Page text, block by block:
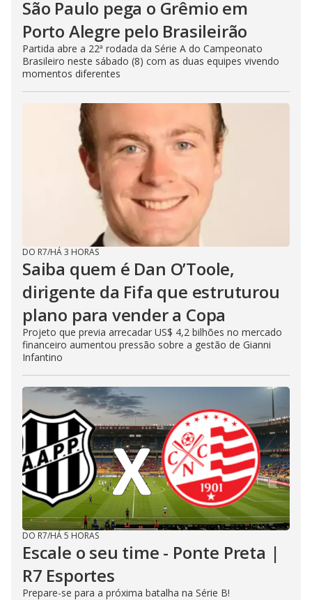
São Paulo pega o Grêmio em
Porto Alegre pelo Brasileirão
Partida abre a 22ª rodada da Série A do Campeonato
Brasileiro neste sábado (8) com as duas equipes vivendo
momentos diferentes
DO R7/HÁ 3 HORAS
Saiba quem é Dan O’Toole,
dirigente da Fifa que estruturou
plano para vender a Copa
Projeto que previa arrecadar US$ 4,2 bilhões no mercado
financeiro aumentou pressão sobre a gestão de Gianni
Infantino
DO R7/HÁ 5 HORAS
Escale o seu time - Ponte Preta |
R7 Esportes
Prepare-se para a próxima batalha na Série B!